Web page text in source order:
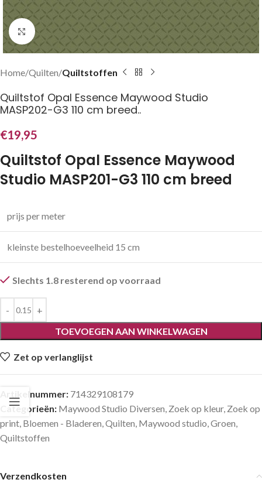
Klik om te vergroten
Home Quilten Quiltstoffen
Quiltstof Opal Essence Maywood Studio
MASP202-G3 110 cm breed..
€19,95
Quiltstof Opal Essence Maywood
Studio MASP201-G3 110 cm breed
prijs per meter
kleinste bestelhoeveelheid 15 cm
Slechts 1.8 resterend op voorraad
TOEVOEGEN AAN WINKELWAGEN
Zet op verlanglijst
Artikelnummer: 714329108179
Categorieën: Maywood Studio Diversen, Zoek op kleur, Zoek op
print, Bloemen - Bladeren,Quilten, Maywood studio,Groen,
Quiltstoffen
Verzendkosten